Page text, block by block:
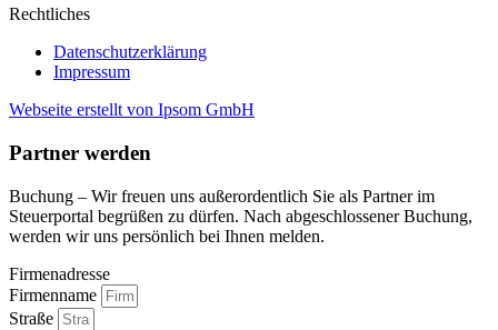
Rechtliches
Datenschutzerklärung
Impressum
Webseite erstellt von Ipsom GmbH
Partner werden
Buchung – Wir freuen uns außerordentlich Sie als Partner im
Steuerportal begrüßen zu dürfen. Nach abgeschlossener Buchung,
werden wir uns persönlich bei Ihnen melden.
Firmenadresse
Firmenname
Straße